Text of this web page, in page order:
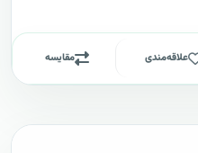
علاقه‌مندی مقایسه